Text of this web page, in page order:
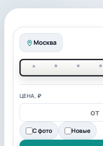
Москва
* * * *
ЦЕНА, ₽
С фото Новые